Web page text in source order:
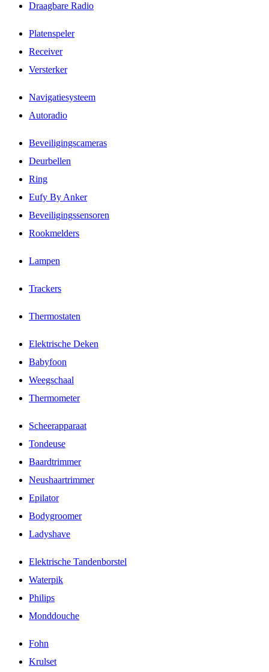
Draagbare Radio
Platenspeler
Receiver
Versterker
Navigatiesysteem
Autoradio
Beveiligingscameras
Deurbellen
Ring
Eufy By Anker
Beveiligingssensoren
Rookmelders
Lampen
Trackers
Thermostaten
Elektrische Deken
Babyfoon
Weegschaal
Thermometer
Scheerapparaat
Tondeuse
Baardtrimmer
Neushaartrimmer
Epilator
Bodygroomer
Ladyshave
Elektrische Tandenborstel
Waterpik
Philips
Monddouche
Fohn
Krulset